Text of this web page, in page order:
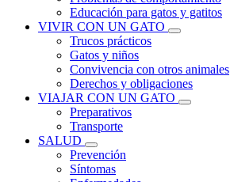
Educación para gatos y gatitos
VIVIR CON UN GATO
Trucos prácticos
Gatos y niños
Convivencia con otros animales
Derechos y obligaciones
VIAJAR CON UN GATO
Preparativos
Transporte
SALUD
Prevención
Síntomas